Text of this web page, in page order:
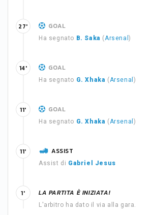
GOAL
Ha segnato B. Saka (Arsenal)
27'
GOAL
Ha segnato G. Xhaka (Arsenal )
14'
GOAL
Ha segnato G. Xhaka (Arsenal )
11'
ASSIST
Assist di Gabriel Jesus
11'
LA PARTITA È INIZIATA!
L'arbitro ha dato il via alla gara.
1'